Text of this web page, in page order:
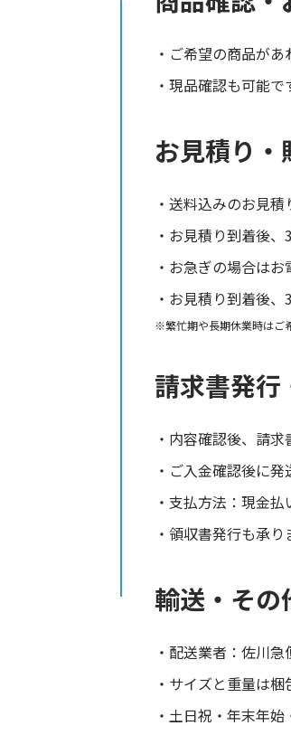
ご希望の商品があ
現品確認も可能で
お見積り・
送料込みのお見積
お見積り到着後、
お急ぎの場合はお
お見積り到着後、
繁忙期や長期休業時はご
請求書発行
内容確認後、請求
ご入金確認後に発
支払方法：現金払
領収書発行も承り
輸送・その
配送業者：佐川急
サイズと重量は梱
土日祝・年末年始